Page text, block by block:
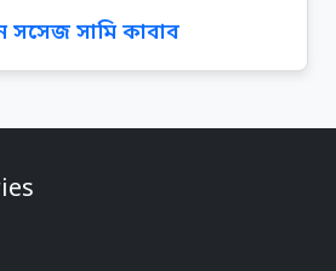
সসেজ সামি কাবাব